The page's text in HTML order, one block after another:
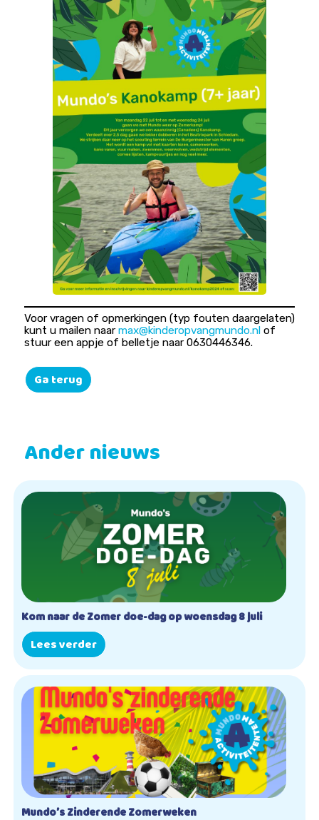
Voor vragen of opmerkingen (typ fouten daargelaten)
kunt u mailen naarmax@kinderopvangmundo.nl of
stuur een appje of belletje naar 0630446346.
Ga terug
Ander nieuws
Kom naar de Zomer doe-dag op woensdag 8 juli
Lees verder
Mundo’s Zinderende Zomerweken